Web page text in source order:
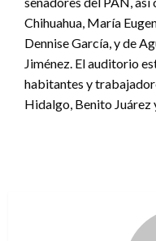
Chihuahua, María
Dennise García, y de
Jiménez. El auditorio
habitantes y
Hidalgo, Benito Juárez